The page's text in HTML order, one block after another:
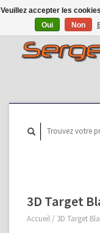
3D Target
Accueil / 3D Target
Veuillez accepter les
Oui
Non